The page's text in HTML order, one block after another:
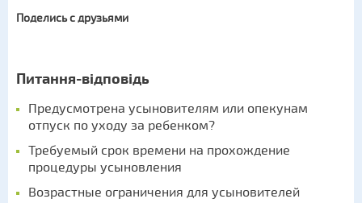
Поделись с друзьями
Питання-відповідь
Предусмотрена усыновителям или опекунам
отпуск по уходу за ребенком?
Требуемый срок времени на прохождение
процедуры усыновления
Возрастные ограничения для усыновителей